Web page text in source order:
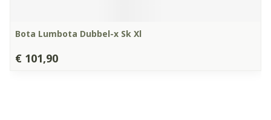
Bota Lumbota Dubbel-x Sk Xl
€ 101,90